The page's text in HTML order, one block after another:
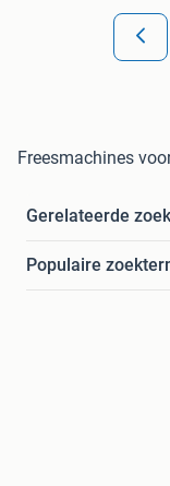
Freesmachines
Gerelateerde
Populaire